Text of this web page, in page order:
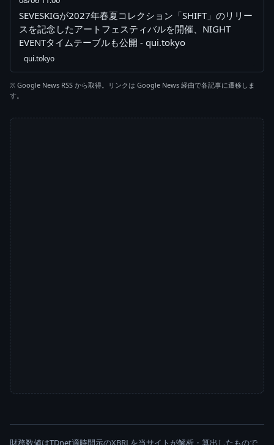
SEVESKIGが2027年春夏コレクション「SHIFT」のリリー
スを記念したアートフェスティバルを開催、NIGHT
EVENTタイムテーブルも公開 - qui.tokyo
qui.tokyo
※ Google News RSS から取得。リンクは Google News 経由で各記事に遷移しま
す。
財務数値はTDnet適時開示のXBRLを当サイトが解析・算出したもので